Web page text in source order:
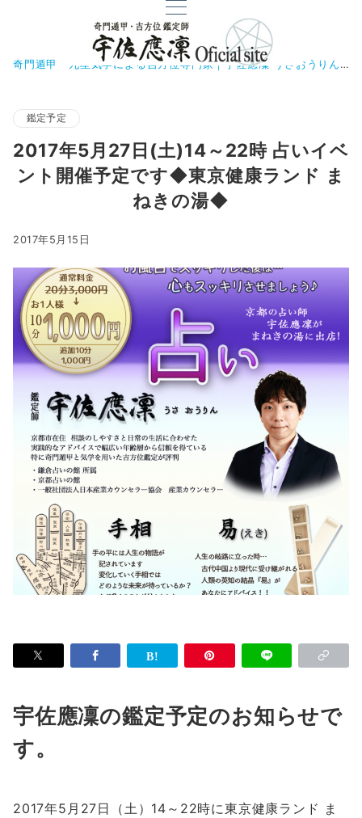
奇門遁甲・九星気学による吉方位専門家｜宇佐應凜 うさおうりん
鑑定予定
2017年5月27日(土)14～22時 占いイベ
ント開催予定です◆東京健康ランド ま
ねきの湯◆
2017年5月15日
宇佐應凜の鑑定予定のお知らせで
す。
2017年5月27日（土）14～22時に東京健康ランド ま